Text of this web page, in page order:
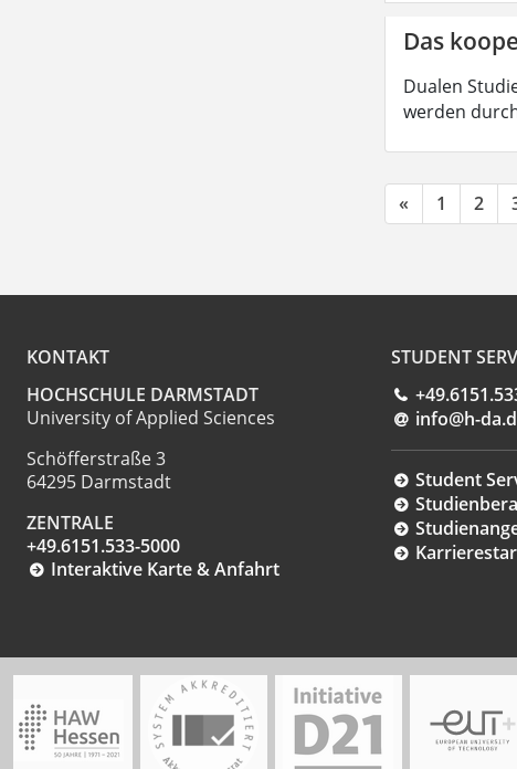
Das
Dualen
werden
« 1 2
KONTAKT
HOCHSCHULE DARMSTADT
University of Applied Sciences
Schöfferstraße 3
64295 Darmstadt
ZENTRALE
+49.6151.533-5000
Interaktive Karte & Anfahrt
STUDENT
info@h-da.
Student